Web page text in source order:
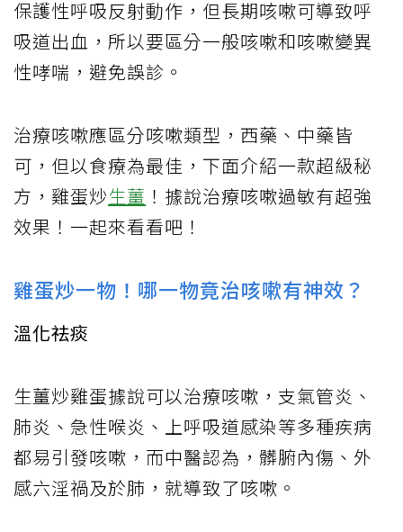
保護性呼吸反射動作，但長期咳嗽可導致呼
吸道出血，所以要區分一般咳嗽和咳嗽變異
性哮喘，避免誤診。
治療咳嗽應區分咳嗽類型，西藥、中藥皆
可，但以食療為最佳，下面介紹一款超級秘
方，雞蛋炒生薑 ！據說治療咳嗽過敏有超強
效果！一起來看看吧！
雞蛋炒一物！哪一物竟治咳嗽有神效？
溫化祛痰
生薑炒雞蛋據說可以治療咳嗽，支氣管炎、
肺炎、急性喉炎、上呼吸道感染等多種疾病
都易引發咳嗽，而中醫認為，髒腑內傷、外
感六淫禍及於肺，就導致了咳嗽。